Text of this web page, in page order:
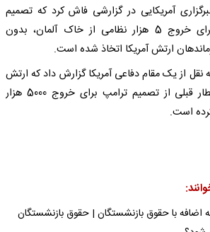
آمریکایی در گزارشی فاش کرد که تصمیم
جنجالی دونالد ترامپ برای خروج 5 هزار نظامی از خاک آلمان، بدون
ارتش آمریکا اتخاذ شده است.
از یک مقام دفاعی آمریکا گزارش داد که ارتش
آمریکا هیچ اطلاع یا اخطار قبلی از تصمیم ترامپ برای خروج 5000 هزار
است.
اضافه با حقوق بازنشستگان | حقوق بازنشستگان